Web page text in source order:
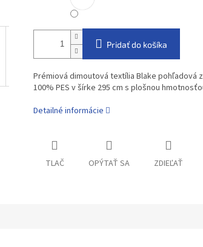
Pridať do košíka
Prémiová dimoutová textília Blake pohľadová
100% PES v šírke 295 cm s plošnou
Detailné informácie
TLAČ OPÝTAŤ SA ZDIEĽAŤ